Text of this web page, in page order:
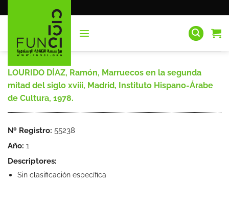
al
LOURIDO DÍAZ, Ramón, Marruecos en la segunda
mitad del siglo xviii, Madrid, Instituto Hispano-Árabe
de Cultura, 1978.
Nº Registro: 55238
Año: 1
Descriptores:
Sin clasificación específica